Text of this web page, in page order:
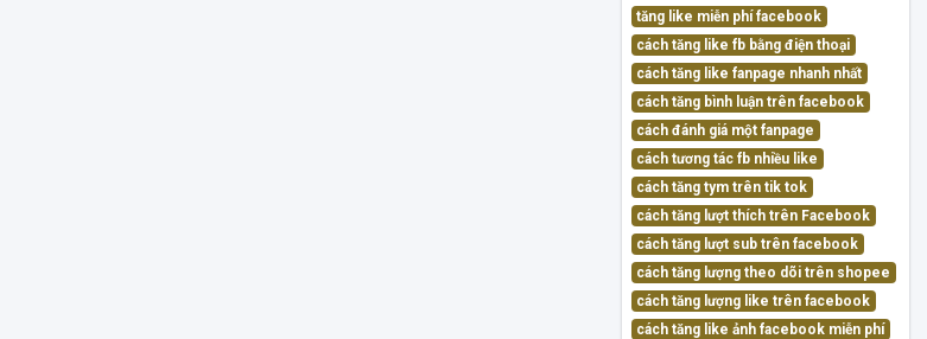
tăng like miễn phí facebook
cách tăng like fb bằng điện thoại
cách tăng like fanpage nhanh nhất
cách tăng bình luận trên facebook
cách đánh giá một fanpage
cách tương tác fb nhiều like
cách tăng tym trên tik tok
cách tăng lượt thích trên Facebook
cách tăng lượt sub trên facebook
cách tăng lượng theo dõi trên shopee
cách tăng lượng like trên facebook
cách tăng like ảnh facebook miễn phí